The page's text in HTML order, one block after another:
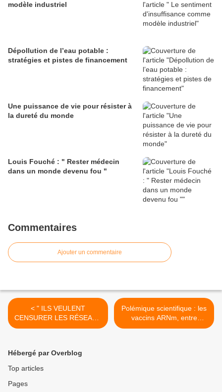
modèle industriel
Dépollution de l’eau potable :
stratégies et pistes de financement
Une puissance de vie pour résister à
la dureté du monde
Louis Fouché : " Rester médecin
dans un monde devenu fou "
Commentaires
Ajouter un commentaire
< " ILS VEULENT
CENSURER LES RÉSEAUX
! "
Polémique scientifique : les
vaccins ARNm, entre
thérapie génique et
Hébergé par Overblog
Top articles
Pages